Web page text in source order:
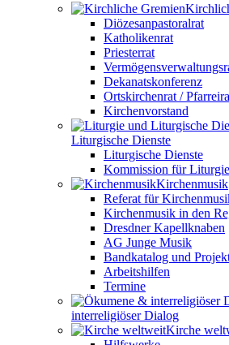
Diözesanpastoralrat
Katholikenrat
Priesterrat
Dekanatskonferenz
Ortskirchenrat /
Kirchenvorstand
Liturgische Dienste
Liturgische Dienste
Kommission für
Kirchenmusik
Referat für
Kirchenmusik in den
Dresdner Kapellknaben
AG Junge Musik
Bandkatalog und
Arbeitshilfen
Termine
interreligiöser Dialog
Kirche